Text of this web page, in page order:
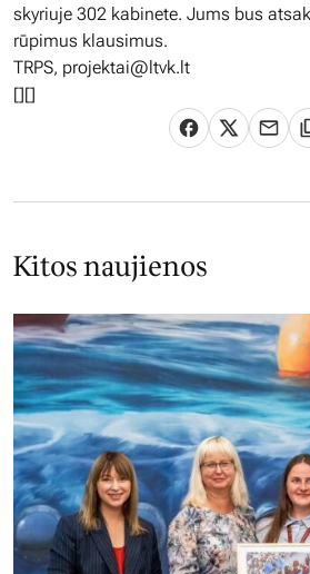
skyriuje 302 kabinete. Jums bus
rūpimus klausimus.
TRPS, projektai@ltvk.lt
[][]
Kitos naujienos